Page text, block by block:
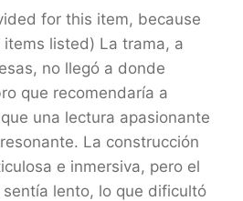
for this item, because
listed) La trama, a
no llegó a donde
que recomendaría a
una lectura apasionante
La construcción
e inmersiva, pero el
lento, lo que dificultó